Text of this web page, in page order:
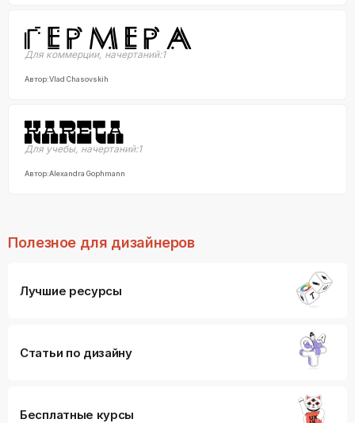
Для коммерции, начертаний:1
Автор:Vlad Chasovskih
Для учебы, начертаний:1
Автор:Alexandra Gophmann
Полезное для дизайнеров
Лучшие ресурсы
Статьи по дизайну
Бесплатные курсы